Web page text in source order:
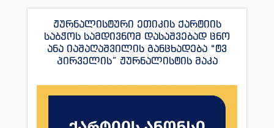
ჟურნალისტური ეთიკის ქარტიის
საბჭოს სამდივნომ დასაშვებად ცნო
ანა იაშაღაშვილის განცხადება “ტვ
პირველის” ჟურნალისტის მაკა